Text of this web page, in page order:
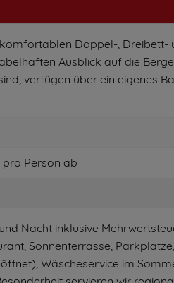
Doppel-,
Ausblick auf die
verfügen über ein eigenes
Person ab
Nacht inklusive
Sonnenterrasse,
Wäscheservice im